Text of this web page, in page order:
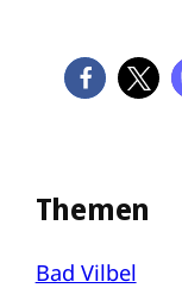
Themen
Bad Vilbel